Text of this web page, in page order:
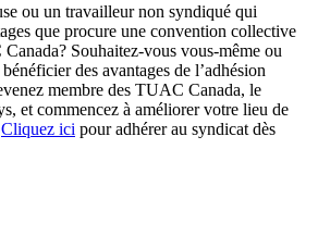
ou un travailleur non syndiqué qui
que procure une convention collective
Souhaitez-vous vous-même ou
des avantages de l’adhésion
membre des TUAC Canada, le
et commencez à améliorer votre lieu de
Cliquez ici pour adhérer au syndicat dès